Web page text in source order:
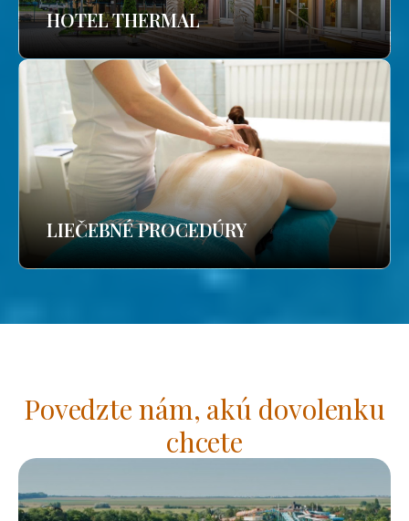
HOTEL THERMAL
LIEČEBNÉ PROCEDÚRY
Povedzte nám, akú dovolenku
chcete